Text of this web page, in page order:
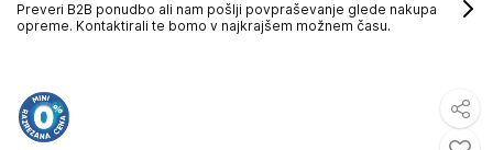
Preveri B2B ponudbo ali nam pošlji povpraševanje glede nakupa
opreme. Kontaktirali te bomo v najkrajšem možnem času.